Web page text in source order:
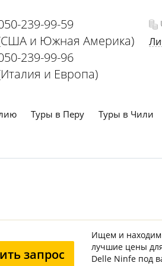
239-99-59
и Южная Америка)
239-99-96
и Европа)
Туры в Перу Туры в Чили
запрос
Ищем и
лучшие цены
Delle Ninfe под